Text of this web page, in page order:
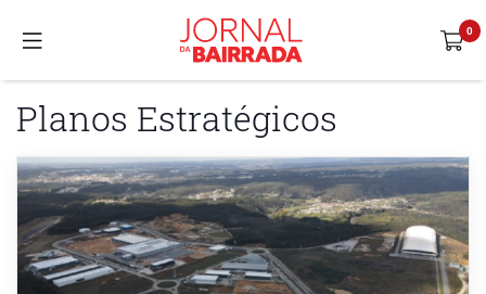
Planos Estratégicos